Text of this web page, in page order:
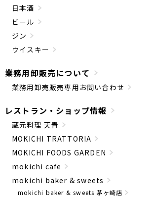
日本酒
ビール
ジン
ウイスキー
業務用卸販売について
業務用卸売販売専用お問い合わせ
レストラン・ショップ情報
蔵元料理 天青
MOKICHI TRATTORIA
MOKICHI FOODS GARDEN
mokichi cafe
mokichi baker & sweets
mokichi baker & sweets 茅ヶ崎店